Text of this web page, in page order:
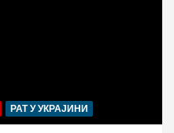
РАТ У УКРАЈИНИ